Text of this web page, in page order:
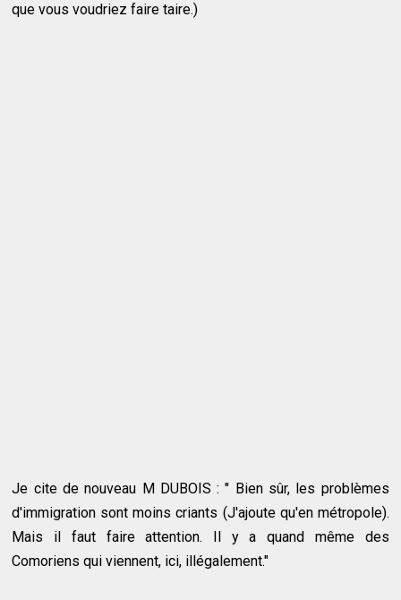
que vous voudriez faire taire.)
Je cite de nouveau M DUBOIS : " Bien sûr, les problèmes
d'immigration sont moins criants (J'ajoute qu'en métropole).
Mais il faut faire attention. Il y a quand même des
Comoriens qui viennent, ici, illégalement."